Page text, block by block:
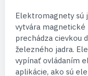
Elektromagnety sú
vytvára
prechádza cievkou
železného jadra.
vypínať ovládaním
aplikácie, ako sú